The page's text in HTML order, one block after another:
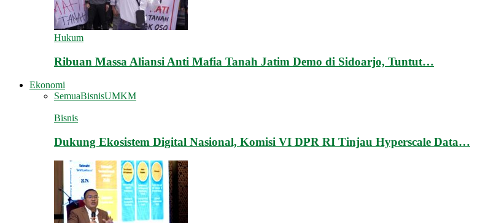
Hukum
Ribuan Massa Aliansi Anti Mafia Tanah Jatim Demo di Sidoarjo, Tuntut…
Ekonomi
SemuaBisnisUMKM
Bisnis
Dukung Ekosistem Digital Nasional, Komisi VI DPR RI Tinjau Hyperscale Data…